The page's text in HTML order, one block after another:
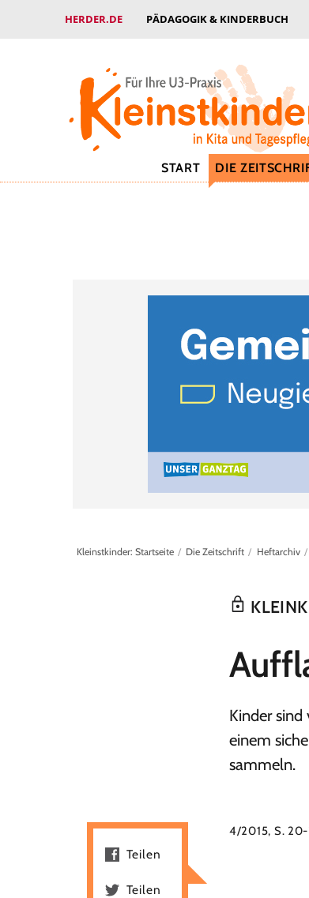
HERDER.DE PÄDAGOGIK & KINDERBUCH
START DIE
Kleinstkinder: Startseite Die Zeitschrift Heftarchiv
:
Kinder sind
einem
sammeln.
4/2015, S.
Teilen
Teilen